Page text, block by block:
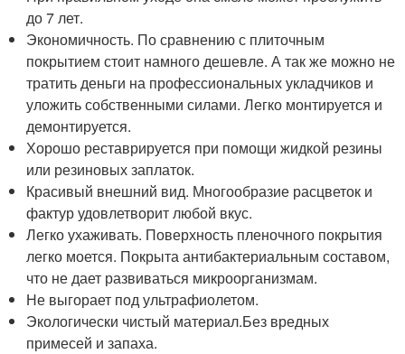
до 7 лет.
Экономичность. По сравнению с плиточным
покрытием стоит намного дешевле. А так же можно не
тратить деньги на профессиональных укладчиков и
уложить собственными силами. Легко монтируется и
демонтируется.
Хорошо реставрируется при помощи жидкой резины
или резиновых заплаток.
Красивый внешний вид. Многообразие расцветок и
фактур удовлетворит любой вкус.
Легко ухаживать. Поверхность пленочного покрытия
легко моется. Покрыта антибактериальным составом,
что не дает развиваться микроорганизмам.
Не выгорает под ультрафиолетом.
Экологически чистый материал.Без вредных
примесей и запаха.